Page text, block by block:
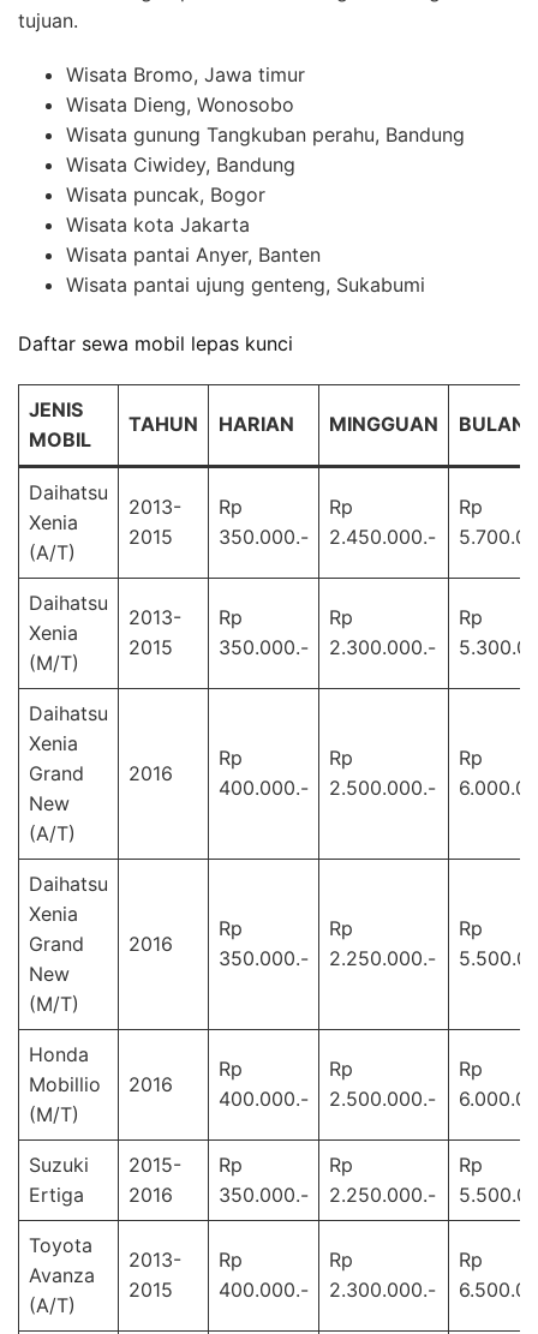
tujuan.
Wisata Bromo, Jawa timur
Wisata Dieng, Wonosobo
Wisata gunung Tangkuban perahu, Bandung
Wisata Ciwidey, Bandung
Wisata puncak, Bogor
Wisata kota Jakarta
Wisata pantai Anyer, Banten
Wisata pantai ujung genteng, Sukabumi
Daftar sewa mobil lepas kunci
JENIS
MOBIL
TAHUN HARIAN MINGGUAN
Daihatsu
Xenia
(A/T)
2013-
2015
Rp
350.000.-
Rp
2.450.000.-
Rp
Daihatsu
Xenia
(M/T)
2013-
2015
Rp
350.000.-
Rp
2.300.000.-
Rp
Daihatsu
Xenia
Grand
New
(A/T)
2016
Rp
400.000.-
Rp
2.500.000.-
Rp
Daihatsu
Xenia
Grand
New
(M/T)
2016
Rp
350.000.-
Rp
2.250.000.-
Rp
Honda
Mobillio
(M/T)
2016
Rp
400.000.-
Rp
2.500.000.-
Rp
Suzuki
Ertiga
2015-
2016
Rp
350.000.-
Rp
2.250.000.-
Rp
Toyota
Avanza
(A/T)
2013-
2015
Rp
400.000.-
Rp
2.300.000.-
Rp